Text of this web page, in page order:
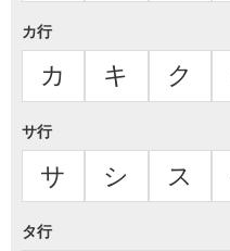
カ行
カ キ ク
サ行
サ シ ス
タ行